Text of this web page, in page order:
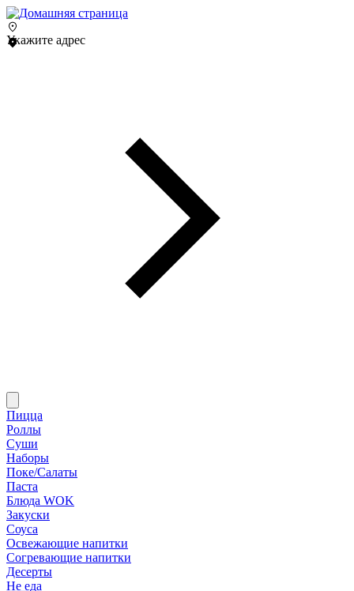
Укажите адрес
Пицца
Роллы
Суши
Наборы
Поке/Салаты
Паста
Блюда WOK
Закуски
Соуса
Освежающие напитки
Согревающие напитки
Десерты
Не еда